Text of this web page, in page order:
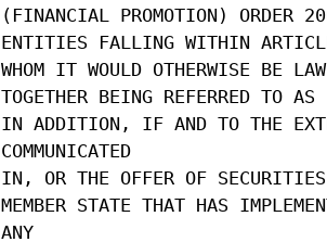
(FINANCIAL PROMOTION)
ENTITIES FALLING WITHIN
WHOM IT WOULD OTHERWISE BE
TOGETHER BEING REFERRED TO
IN ADDITION, IF AND TO THE
COMMUNICATED
IN, OR THE OFFER OF
MEMBER STATE THAT HAS
ANY